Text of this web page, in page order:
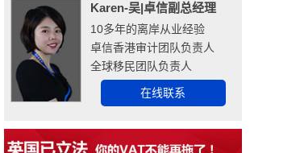
Karen-吴|卓信副总经理
10多年的离岸从业经验
卓信香港审计团队负责人
全球移民团队负责人
在线联系